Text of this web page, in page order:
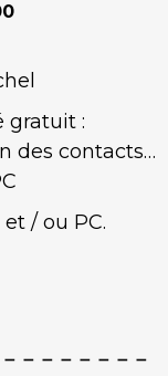
gratuit :
des contacts…
/ ou PC.